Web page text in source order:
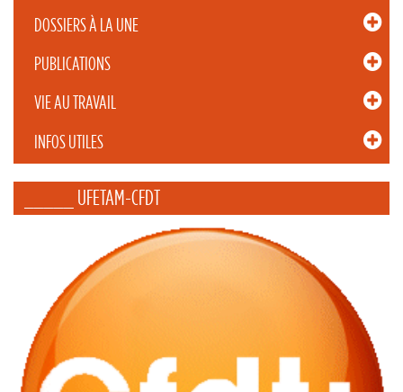
DOSSIERS À LA UNE
PUBLICATIONS
VIE AU TRAVAIL
INFOS UTILES
_____ UFETAM-CFDT